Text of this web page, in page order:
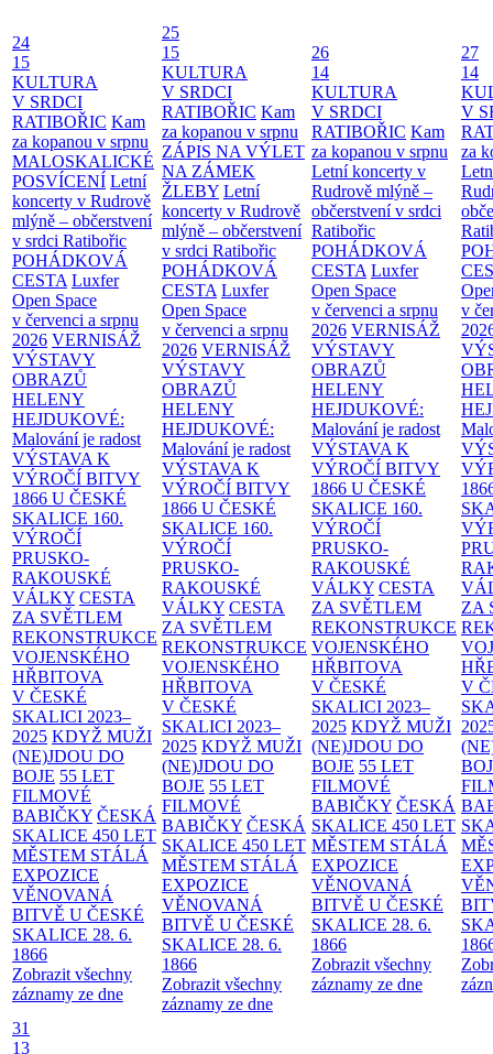
24
15
KULTURA
V SRDCI
RATIBOŘIC Kam
za kopanou v srpnu
MALOSKALICKÉ
POSVÍCENÍ Letní
koncerty v Rudrově
mlýně – občerstvení
v srdci Ratibořic
POHÁDKOVÁ
CESTA Luxfer
Open Space
v červenci a srpnu
2026 VERNISÁŽ
VÝSTAVY
OBRAZŮ
HELENY
HEJDUKOVÉ:
Malování je radost
VÝSTAVA K
VÝROČÍ BITVY
1866 U ČESKÉ
SKALICE 160.
VÝROČÍ
PRUSKO-
RAKOUSKÉ
VÁLKY CESTA
ZA SVĚTLEM
REKONSTRUKCE
VOJENSKÉHO
HŘBITOVA
V ČESKÉ
SKALICI 2023–
2025 KDYŽ MUŽI
(NE)JDOU DO
BOJE 55 LET
FILMOVÉ
BABIČKY ČESKÁ
SKALICE 450 LET
MĚSTEM STÁLÁ
EXPOZICE
VĚNOVANÁ
BITVĚ U ČESKÉ
SKALICE 28. 6.
1866
Zobrazit všechny
záznamy ze dne
25
15
KULTURA
V SRDCI
RATIBOŘIC Kam
za kopanou v srpnu
ZÁPIS NA VÝLET
NA ZÁMEK
ŽLEBY Letní
koncerty v Rudrově
mlýně – občerstvení
v srdci Ratibořic
POHÁDKOVÁ
CESTA Luxfer
Open Space
v červenci a srpnu
2026 VERNISÁŽ
VÝSTAVY
OBRAZŮ
HELENY
HEJDUKOVÉ:
Malování je radost
VÝSTAVA K
VÝROČÍ BITVY
1866 U ČESKÉ
SKALICE 160.
VÝROČÍ
PRUSKO-
RAKOUSKÉ
VÁLKY CESTA
ZA SVĚTLEM
REKONSTRUKCE
VOJENSKÉHO
HŘBITOVA
V ČESKÉ
SKALICI 2023–
2025 KDYŽ MUŽI
(NE)JDOU DO
BOJE 55 LET
FILMOVÉ
BABIČKY ČESKÁ
SKALICE 450 LET
MĚSTEM STÁLÁ
EXPOZICE
VĚNOVANÁ
BITVĚ U ČESKÉ
SKALICE 28. 6.
1866
Zobrazit všechny
záznamy ze dne
26
14
KULTURA
V SRDCI
RATIBOŘIC Kam
za kopanou v srpnu
Letní koncerty v
Rudrově mlýně –
občerstvení v srdci
Ratibořic
POHÁDKOVÁ
CESTA Luxfer
Open Space
v červenci a srpnu
2026 VERNISÁŽ
VÝSTAVY
OBRAZŮ
HELENY
HEJDUKOVÉ:
Malování je radost
VÝSTAVA K
VÝROČÍ BITVY
1866 U ČESKÉ
SKALICE 160.
VÝROČÍ
PRUSKO-
RAKOUSKÉ
VÁLKY CESTA
ZA SVĚTLEM
REKONSTRUKCE
VOJENSKÉHO
HŘBITOVA
V ČESKÉ
SKALICI 2023–
2025 KDYŽ MUŽI
(NE)JDOU DO
BOJE 55 LET
FILMOVÉ
BABIČKY ČESKÁ
SKALICE 450 LET
MĚSTEM STÁLÁ
EXPOZICE
VĚNOVANÁ
BITVĚ U ČESKÉ
SKALICE 28. 6.
1866
Zobrazit všechny
záznamy ze dne
27
14
V
za
v
ZA
V
31
13